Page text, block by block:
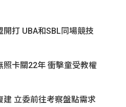
打 UBA和SBL同場競技
照卡關22年 衝擊童受教權
建 立委前往考察盤點需求